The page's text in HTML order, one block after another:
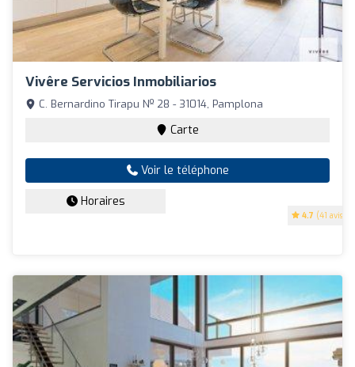
Vivêre Servicios Inmobiliarios
4.7 (41 avis)
C. Bernardino Tirapu Nº 28 - 31014, Pamplona
Carte
Voir le téléphone
Horaires